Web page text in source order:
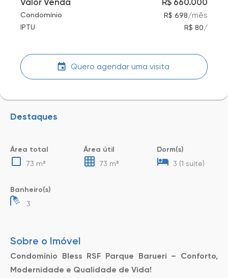
Valor Venda R$ 660.000
Condomínio R$ 698/mês
IPTU R$ 80/
Quero agendar uma visita
Destaques
Área total
73 m²
Área útil
73 m²
Dorm(s)
3 (1 suíte)
Banheiro(s)
3
Sobre o Imóvel
Condomínio Bless RSF Parque Barueri – Conforto,
Modernidade e Qualidade de Vida!